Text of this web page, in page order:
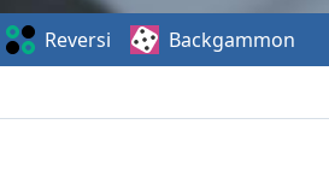
Reversi Backgammon